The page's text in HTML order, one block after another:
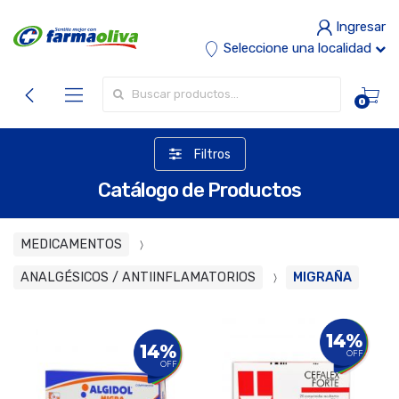
Ingresar
Seleccione una localidad
0
Filtros
Catálogo de Productos
MEDICAMENTOS
ANALGÉSICOS / ANTIINFLAMATORIOS MIGRAÑA
14%
OFF
14%
OFF